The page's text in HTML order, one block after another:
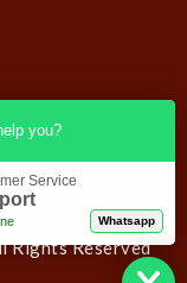
Hua Hin,
Rights Reserved
you?
Service
Whatsapp